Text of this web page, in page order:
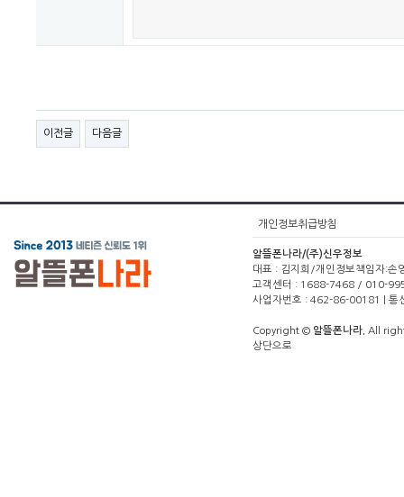
이전글 다음글
개인정보취급방침
알뜰폰나라/(주)신우정보
대표 : 김지희/개인정보책임자:
고객센터 : 1688-7468 / 010-
사업자번호 : 462-86-00181 | 통
Copyright © 알뜰폰나라. All
상단으로